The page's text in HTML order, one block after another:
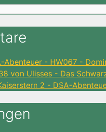
- HW067 -
von Ulisses - Das
2 - DSA-